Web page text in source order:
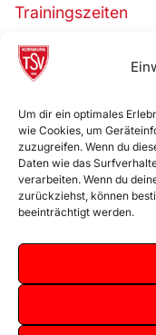
Um dir ein optimales
wie Cookies, um
zuzugreifen. Wenn du
Daten wie das
verarbeiten. Wenn du
zurückziehst, können
beeinträchtigt werden.
Vorheriger
Beitrag:
Trainingszeiten
Tischtennis
Impressum
Cookie-Richtlinie
Datenschutz